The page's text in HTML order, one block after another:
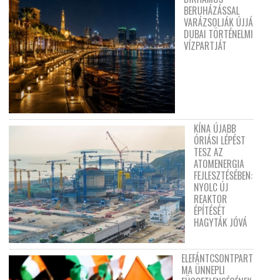
BERUHÁZÁSSAL
VARÁZSOLJÁK ÚJJÁ
DUBAI TÖRTÉNELMI
VÍZPARTJÁT
KÍNA ÚJABB
ÓRIÁSI LÉPÉST
TESZ AZ
ATOMENERGIA
FEJLESZTÉSÉBEN:
NYOLC ÚJ
REAKTOR
ÉPÍTÉSÉT
HAGYTÁK JÓVÁ
ELEFÁNTCSONTPART
MA ÜNNEPLI